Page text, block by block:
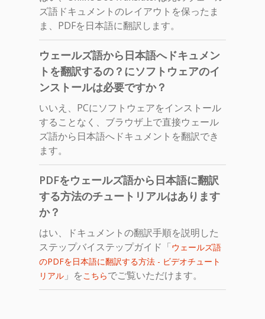
ズ語ドキュメントのレイアウトを保ったま
ま、PDFを日本語に翻訳します。
ウェールズ語から日本語へドキュメン
トを翻訳するの？にソフトウェアのイ
ンストールは必要ですか？
いいえ、PCにソフトウェアをインストール
することなく、ブラウザ上で直接ウェール
ズ語から日本語へドキュメントを翻訳でき
ます。
PDFをウェールズ語から日本語に翻訳
する方法のチュートリアルはあります
か？
はい、ドキュメントの翻訳手順を説明した
ステップバイステップガイド「ウェールズ語
のPDFを日本語に翻訳する方法 - ビデオチュート
リアル 」を こちらでご覧いただけます。